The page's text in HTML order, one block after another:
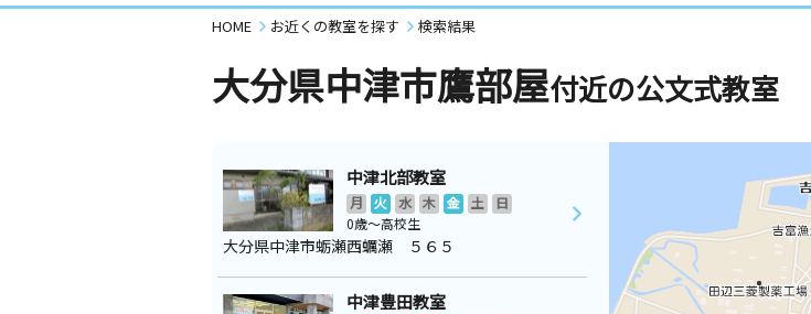
HOME お近くの教室を探す 検索結果
大分県中津市鷹部屋付近の公文式教室
中津北部教室
月 火 水 木 金 土
日
0歳～高校生
大分県中津市蛎瀬西蠣瀬 ５６５
中津豊田教室